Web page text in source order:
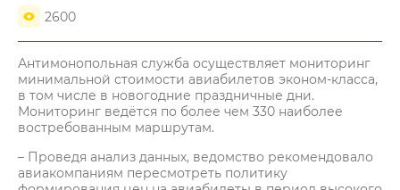
2600
Антимонопольная служба осуществляет мониторинг
минимальной стоимости авиабилетов эконом-класса,
в том числе в новогодние праздничные дни.
Мониторинг ведётся по более чем 330 наиболее
востребованным маршрутам.
– Проведя анализ данных, ведомство рекомендовало
авиакомпаниям пересмотреть политику